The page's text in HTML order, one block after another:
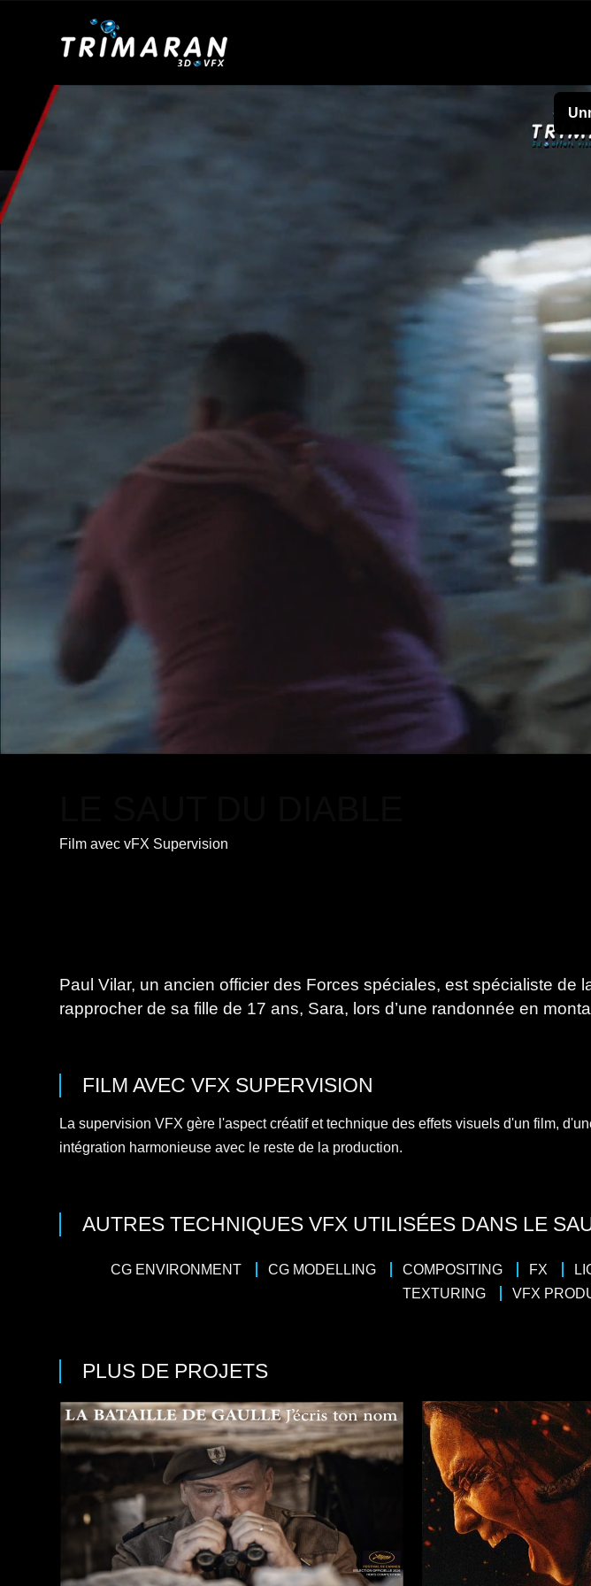
Film avecvFX Supervision
Paul Vilar, un ancien officier des Forces spéciales, est spécialiste
rapprocher de sa fille de 17 ans, Sara, lors d’une randonnée en
FILM AVECVFX SUPERVISION
La supervision VFX gère l'aspect créatif et technique des effets visuels d'un film,
intégration harmonieuse avec le reste de la production.
AUTRES TECHNIQUES VFX UTILISÉES DANS LE
CG ENVIRONMENT CG MODELLING COMPOSITING FX
TEXTURING
VFX
PLUS DE PROJETS
/ Histoire
Pathé Films
: Antonin Baudry
Thriller /Horreur
Réalisateur : Sébastien Vaniček